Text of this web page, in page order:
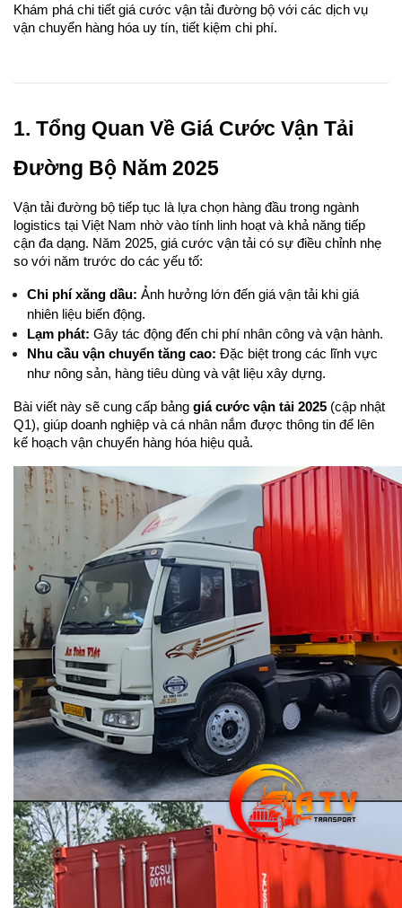
Khám phá chi tiết giá cước vận tải đường bộ với các dịch vụ
vận chuyển hàng hóa uy tín, tiết kiệm chi phí.
1. Tổng Quan Về Giá Cước Vận Tải
Đường Bộ Năm 2025
Vận tải đường bộ tiếp tục là lựa chọn hàng đầu trong ngành
logistics tại Việt Nam nhờ vào tính linh hoạt và khả năng tiếp
cận đa dạng. Năm 2025, giá cước vận tải có sự điều chỉnh nhẹ
so với năm trước do các yếu tố:
Chi phí xăng dầu: Ảnh hưởng lớn đến giá vận tải khi giá
nhiên liệu biến động.
Lạm phát: Gây tác động đến chi phí nhân công và vận hành.
Nhu cầu vận chuyển tăng cao: Đặc biệt trong các lĩnh vực
như nông sản, hàng tiêu dùng và vật liệu xây dựng.
Bài viết này sẽ cung cấp bảng giá cước vận tải 2025 (cập nhật
Q1), giúp doanh nghiệp và cá nhân nắm được thông tin để lên
kế hoạch vận chuyển hàng hóa hiệu quả.